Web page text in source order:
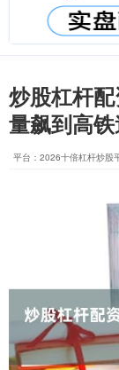
炒股杠杆
量飙到高
平台：2026十倍杠杆炒股